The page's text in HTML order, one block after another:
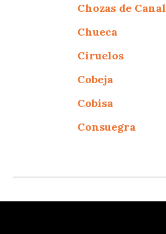
Chozas de
Chueca
Ciruelos
Cobeja
Cobisa
Consuegra